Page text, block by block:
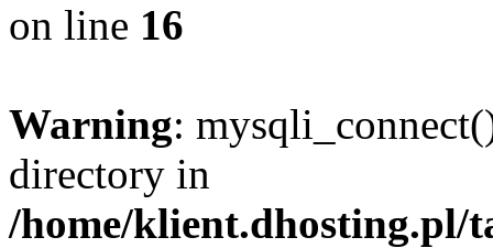
on line 16
Warning:
directory in
/home/klient.dhosting.pl/